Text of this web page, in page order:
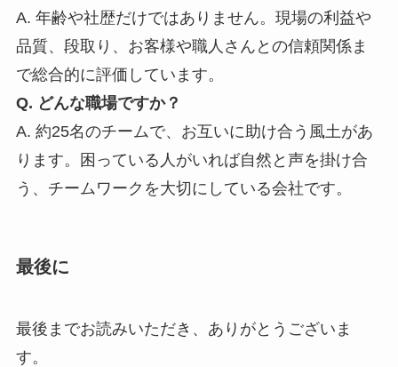
A. 年齢や社歴だけではありません。現場の利益や
品質、段取り、お客様や職人さんとの信頼関係ま
で総合的に評価しています。
Q. どんな職場ですか？
A. 約25名のチームで、お互いに助け合う風土があ
ります。困っている人がいれば自然と声を掛け合
う、チームワークを大切にしている会社です。
最後に
最後までお読みいただき、ありがとうございま
す。